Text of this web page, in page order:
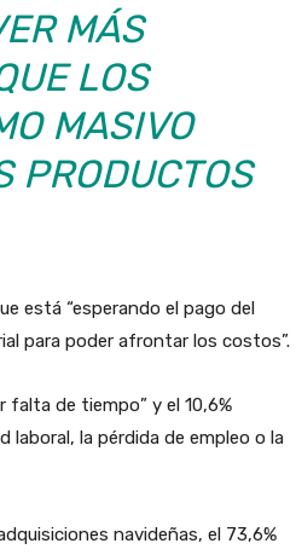
MÁS
LOS
MASIVO
PRODUCTOS
está “esperando el pago del
para poder afrontar los costos”.
falta de tiempo” y el 10,6%
laboral, la pérdida de empleo o la
navideñas, el 73,6%